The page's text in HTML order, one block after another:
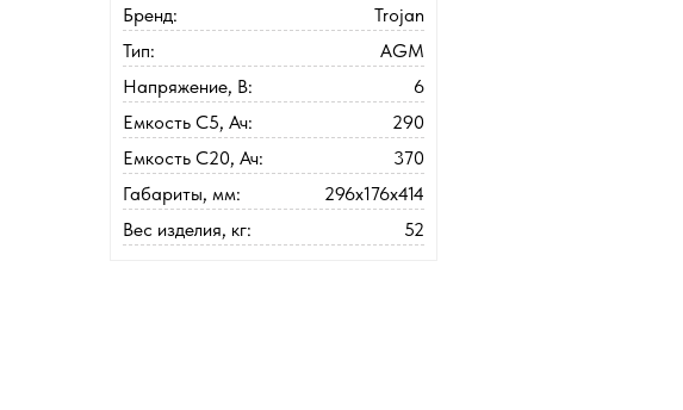
Бренд:
Trojan
Тип:
AGM
Напряжение, В:
6
Емкость C5, Ач:
290
Емкость C20, Ач:
370
Габариты, мм:
296x176x414
Вес изделия, кг:
52